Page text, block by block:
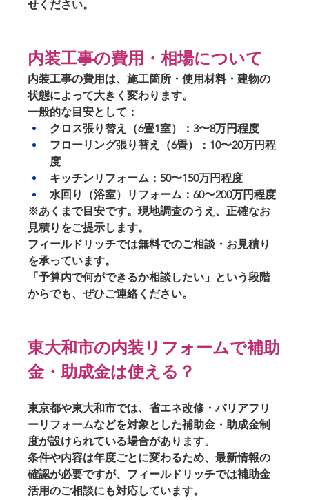
せください。
内装工事の費用・相場について
内装工事の費用は、施工箇所・使用材料・建物の
状態によって大きく変わります。
一般的な目安として：
クロス張り替え（6畳1室）
：3〜8万円程度
フローリング張り替え（6畳）
：10〜20万円程
度
キッチンリフォーム ：50〜150万円程度
水回り（浴室）リフォーム ：60〜200万円程度
※あくまで目安です。現地調査のうえ、正確なお
見積りをご提示します。
フィールドリッチでは無料でのご相談・お見積り
を承っています。
「予算内で何ができるか相談したい」という段階
からでも、ぜひご連絡ください。
東大和市の内装リフォームで補助
金・助成金は使える？
東京都や東大和市では、省エネ改修・バリアフリ
ーリフォームなどを対象とした補助金・助成金制
度が設けられている場合があります。
条件や内容は年度ごとに変わるため、最新情報の
確認が必要ですが、フィールドリッチでは補助金
活用のご相談にも対応しています。